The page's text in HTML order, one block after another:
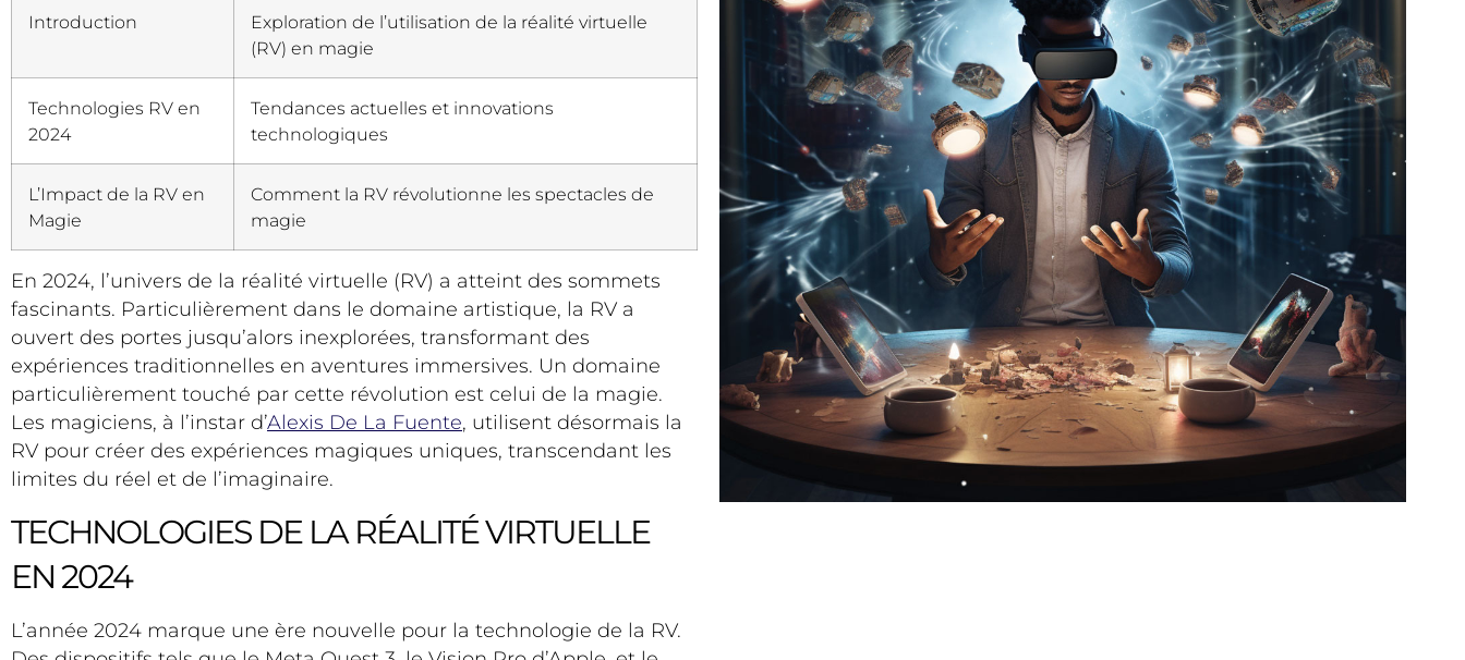
Introduction
Exploration de l’utilisation de la réalité virtuelle
(RV) en magie
Technologies RV en
2024
Tendances actuelles et innovations
technologiques
L’Impact de la RV en
Magie
Comment la RV révolutionne les spectacles de
magie
En 2024, l’univers de la réalité virtuelle (RV) a atteint des sommets
fascinants. Particulièrement dans le domaine artistique, la RV a
ouvert des portes jusqu’alors inexplorées, transformant des
expériences traditionnelles en aventures immersives. Un domaine
particulièrement touché par cette révolution est celui de la magie.
Les magiciens, à l’instar d’Alexis De La Fuente, utilisent désormais la
RV pour créer des expériences magiques uniques, transcendant les
limites du réel et de l’imaginaire.
TECHNOLOGIES DE LA RÉALITÉ VIRTUELLE
EN 2024
L’année 2024 marque une ère nouvelle pour la technologie de la RV.